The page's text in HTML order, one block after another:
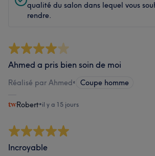
qualité du salon dans lequel vous
rendre.
Ahmed a pris bien soin de moi
Réalisé par Ahmed• Coupe homme
Robert•il y a 15 jours
Incroyable